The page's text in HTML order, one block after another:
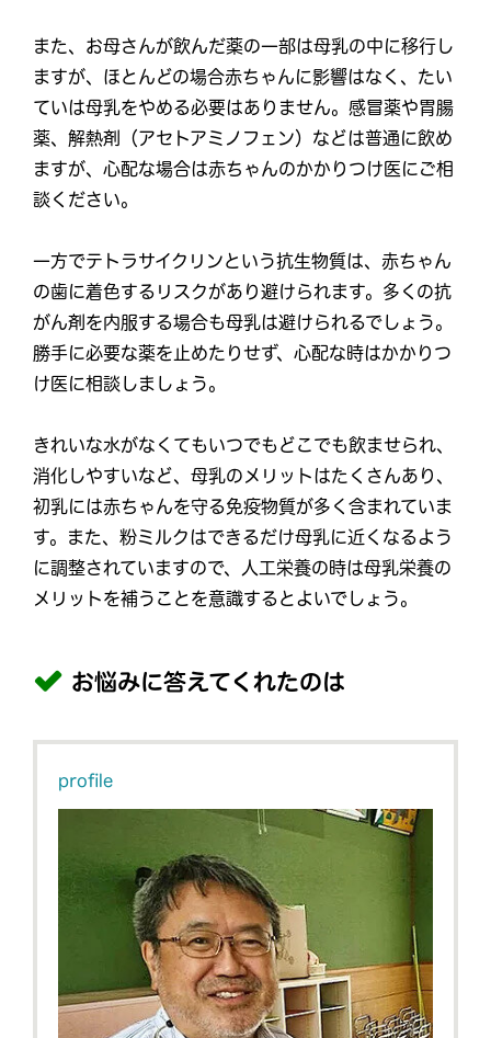
また、お母さんが飲んだ薬の一部は母乳の中に移行し
ますが、ほとんどの場合赤ちゃんに影響はなく、たい
ていは母乳をやめる必要はありません。感冒薬や胃腸
薬、解熱剤（アセトアミノフェン）などは普通に飲め
ますが、心配な場合は赤ちゃんのかかりつけ医にご相
談ください。
一方でテトラサイクリンという抗生物質は、赤ちゃん
の歯に着色するリスクがあり避けられます。多くの抗
がん剤を内服する場合も母乳は避けられるでしょう。
勝手に必要な薬を止めたりせず、心配な時はかかりつ
け医に相談しましょう。
きれいな水がなくてもいつでもどこでも飲ませられ、
消化しやすいなど、母乳のメリットはたくさんあり、
初乳には赤ちゃんを守る免疫物質が多く含まれていま
す。また、粉ミルクはできるだけ母乳に近くなるよう
に調整されていますので、人工栄養の時は母乳栄養の
メリットを補うことを意識するとよいでしょう。
お悩みに答えてくれたのは
profile